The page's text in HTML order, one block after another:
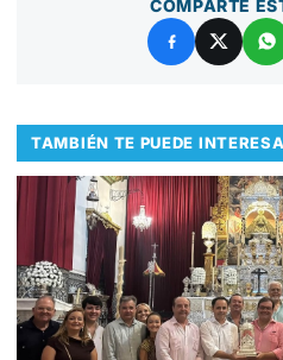
COMPARTE
TAMBIÉN TE PUEDE